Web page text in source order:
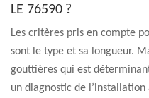
LE 76590 ?
Les critères pris en compte
sont le type et sa longueur.
gouttières qui est
un diagnostic de